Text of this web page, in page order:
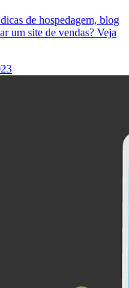
de hospedagem, blog
um site de vendas? Veja